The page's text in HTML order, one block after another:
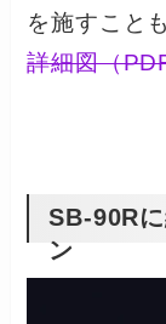
を施すこと
詳細図（
SB-90R
ン